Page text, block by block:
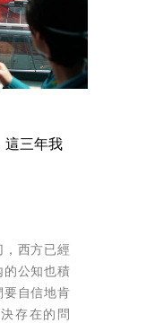
這三年我
，西方已經
的公知也積
要自信地肯
存在的問